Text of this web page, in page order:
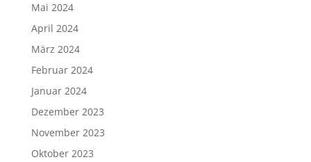
Oktober 2023
September 2023
August 2023
Juni 2023
Mai 2023
April 2023
März 2023
Februar 2023